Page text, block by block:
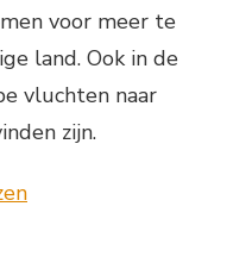
voor meer te
land. Ook in de
vluchten naar
zijn.